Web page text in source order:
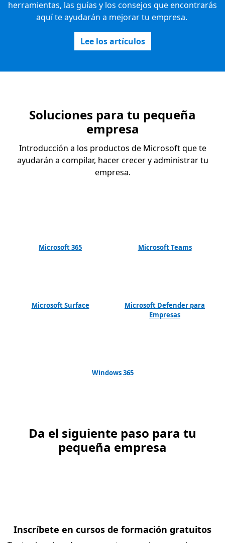
herramientas, las guías y los consejos que encontrarás
aquí te ayudarán a mejorar tu empresa.
Lee los artículos
Soluciones para tu pequeña
empresa
Introducción a los productos de Microsoft que te
ayudarán a compilar, hacer crecer y administrar tu
empresa.
Microsoft 365 Microsoft Teams
Microsoft Surface
Microsoft Defender para
Empresas
Windows 365
Da el siguiente paso para tu
pequeña empresa
Inscríbete en cursos de formación gratuitos